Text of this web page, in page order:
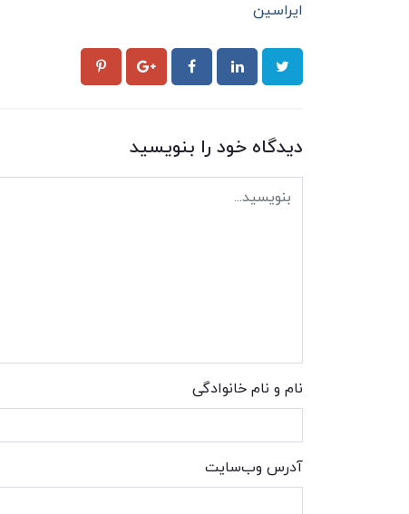
ایراسین
دیدگاه خود را بنویسید
نام و نام خانوادگی
آدرس وب‌سایت